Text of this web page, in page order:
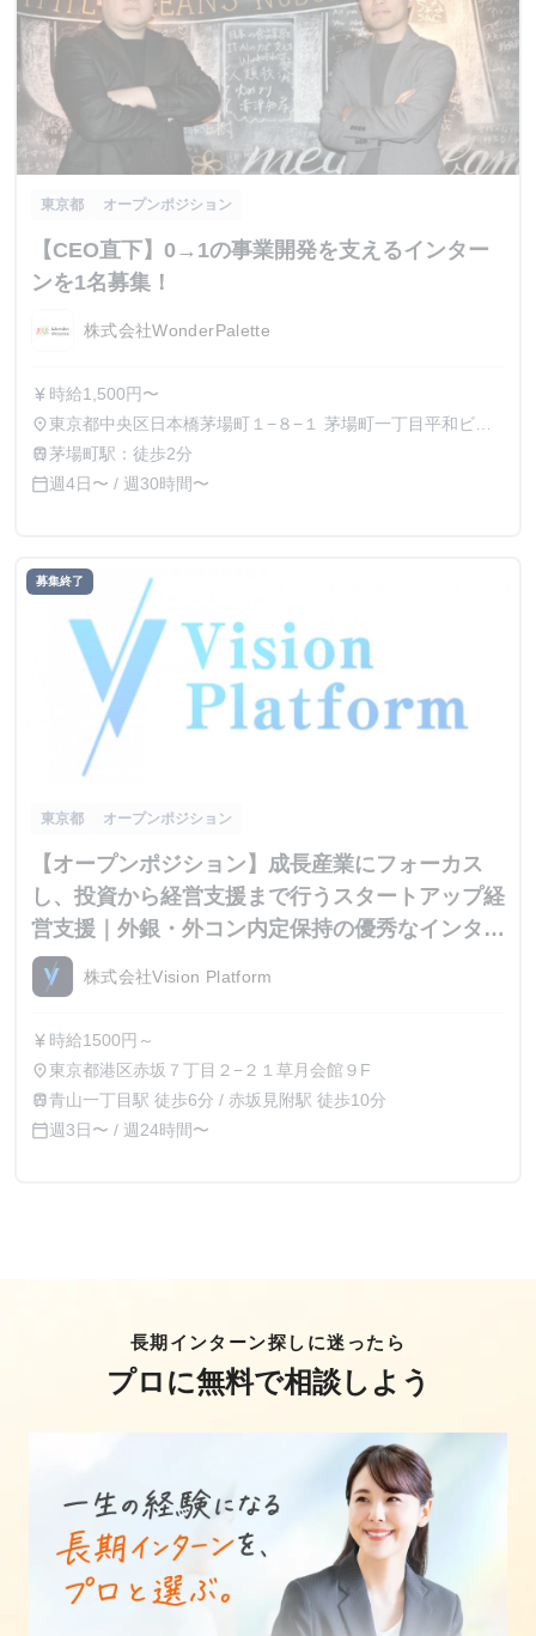
東京都 オープンポジション
【CEO直下】0→1の事業開発を支えるインター
ンを1名募集！
株式会社WonderPalette
currency_yen 時給1,500円〜
place東京都中央区日本橋茅場町１−８−１ 茅場町一丁目平和ビル
７階
train茅場町駅：徒歩2分
calendar_today週4日〜 / 週30時間〜
募集終了
東京都 オープンポジション
【オープンポジション】成長産業にフォーカス
し、投資から経営支援まで行うスタートアップ経
営支援｜外銀・外コン内定保持の優秀なインター
ン生が集結
株式会社Vision Platform
currency_yen 時給1500円～
place東京都港区赤坂７丁目２−２１草月会館９F
train青山一丁目駅 徒歩6分 / 赤坂見附駅 徒歩10分
calendar_today週3日〜 / 週24時間〜
長期インターン探しに迷ったら
プロに無料で相談しよう